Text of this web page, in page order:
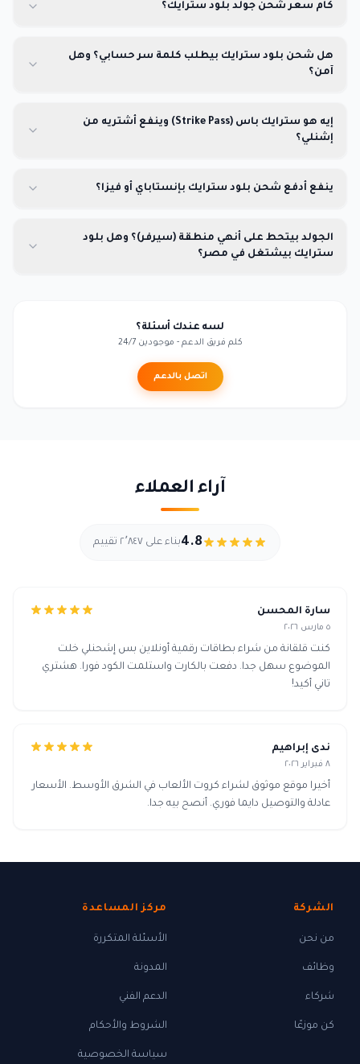
كام سعر شحن جولد بلود سترايك؟
هل شحن بلود سترايك بيطلب كلمة سر حسابي؟ وهل
آمن؟
إيه هو سترايك باس (Strike Pass) وينفع أشتريه من
إشنلي؟
ينفع أدفع شحن بلود سترايك بإنستاباي أو فيزا؟
الجولد بيتحط على أنهي منطقة (سيرفر)؟ وهل بلود
سترايك بيشتغل في مصر؟
لسه عندك أسئلة؟
كلم فريق الدعم - موجودين 24/7
اتصل بالدعم
آراء العملاء
4.8بناء على ٢٬٨٤٧ تقييم
سارة المحسن
٥ مارس ٢٠٢٦
كنت قلقانة من شراء بطاقات رقمية أونلاين بس إشحنلي خلت
الموضوع سهل جدا. دفعت بالكارت واستلمت الكود فورا. هشتري
تاني أكيد!
ندى إبراهيم
٨ فبراير ٢٠٢٦
أخيرا موقع موثوق لشراء كروت الألعاب في الشرق الأوسط. الأسعار
عادلة والتوصيل دايما فوري. أنصح بيه جدا.
الشركة
من نحن
وظائف
شركاء
كن موزعًا
مركز المساعدة
الأسئلة المتكررة
المدونة
الدعم الفني
الشروط والأحكام
سياسة الخصوصية